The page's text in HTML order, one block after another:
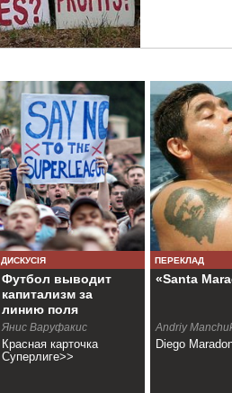
ДИСКУСІЯ
Футбол выводит
капитализм за
линию поля
Янис Варуфакис
Красная карточка
Суперлиге>>
ПЕРЕКЛАД
«Santa
Andriy
Diego